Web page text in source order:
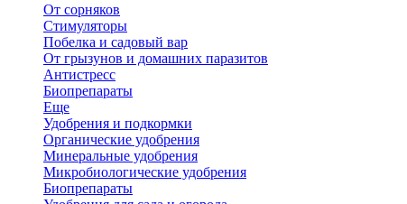
От сорняков
Стимуляторы
Побелка и садовый вар
От грызунов и домашних паразитов
Антистресс
Биопрепараты
Еще
Удобрения и подкормки
Органические удобрения
Минеральные удобрения
Микробиологические удобрения
Биопрепараты